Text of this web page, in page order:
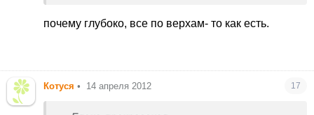
острые( или лопатой) когти! я и сама когда
мне самой не приятно на это смотреть. у
ручку открыть не может. а что она тогда по
почему глубоко, все по верхам- то как есть.
Котуся • 14 апреля 2012 17